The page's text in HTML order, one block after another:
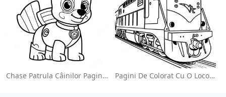
Chase Patrula Câinilor Pagina De Colorat Pagini De Colorat Cu O Locomotivă Colorată